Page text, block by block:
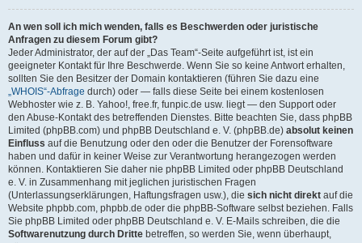
An wen soll ich mich wenden, falls es Beschwerden oder juristische
Anfragen zu diesem Forum gibt?
Jeder Administrator, der auf der „Das Team“-Seite aufgeführt ist, ist ein
geeigneter Kontakt für Ihre Beschwerde. Wenn Sie so keine Antwort erhalten,
sollten Sie den Besitzer der Domain kontaktieren (führen Sie dazu eine
„WHOIS“-Abfrage durch) oder — falls diese Seite bei einem kostenlosen
Webhoster wie z. B. Yahoo!, free.fr, funpic.de usw. liegt — den Support oder
den Abuse-Kontakt des betreffenden Dienstes. Bitte beachten Sie, dass phpBB
Limited (phpBB.com) und phpBB Deutschland e. V. (phpBB.de) absolut keinen
Einfluss auf die Benutzung oder den oder die Benutzer der Forensoftware
haben und dafür in keiner Weise zur Verantwortung herangezogen werden
können. Kontaktieren Sie daher nie phpBB Limited oder phpBB Deutschland
e. V. in Zusammenhang mit jeglichen juristischen Fragen
(Unterlassungserklärungen, Haftungsfragen usw.), die sich nicht direkt auf die
Website phpbb.com, phpbb.de oder die phpBB-Software selbst beziehen. Falls
Sie phpBB Limited oder phpBB Deutschland e. V. E-Mails schreiben, die die
Softwarenutzung durch Dritte betreffen, so werden Sie, wenn überhaupt,